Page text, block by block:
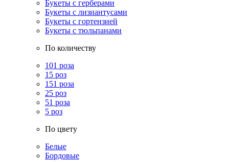
Букеты с герберами
Букеты с лизиантусами
Букеты с гортензией
Букеты с тюльпанами
По количеству
101 роза
15 роз
151 роза
25 роз
51 роза
5 роз
По цвету
Белые
Бордовые